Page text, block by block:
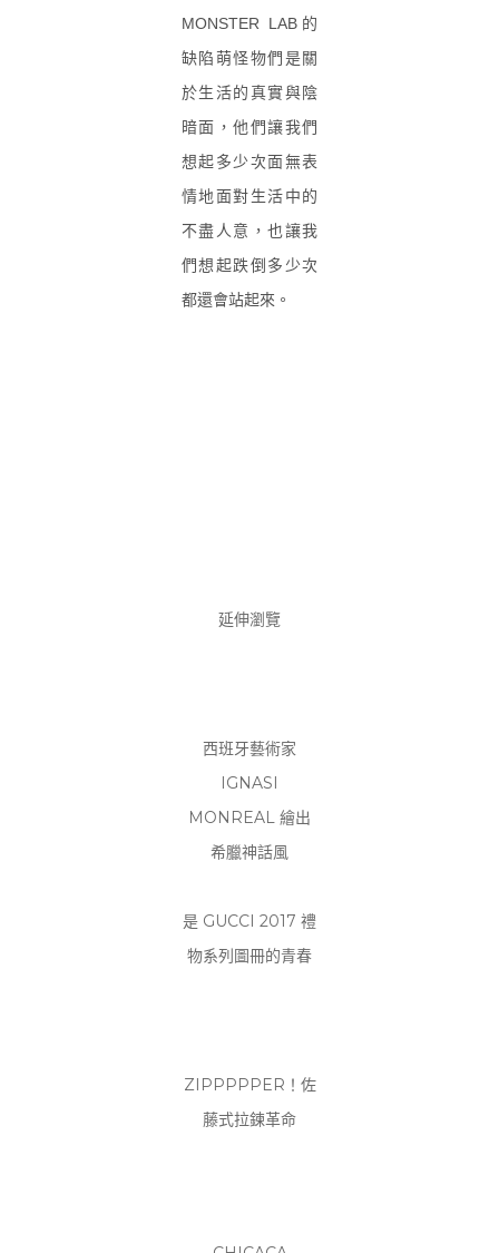
MONSTER LAB的
缺陷萌怪物們是關
於生活的真實與陰
暗面，他們讓我們
想起多少次面無表
情地面對生活中的
不盡人意，也讓我
們想起跌倒多少次
都還會站起來。
延伸瀏覽
西班牙藝術家
IGNASI
MONREAL 繪出
希臘神話風
是 GUCCI 2017 禮
物系列圖冊的青春
ZIPPPPPER！佐
藤式拉鍊革命